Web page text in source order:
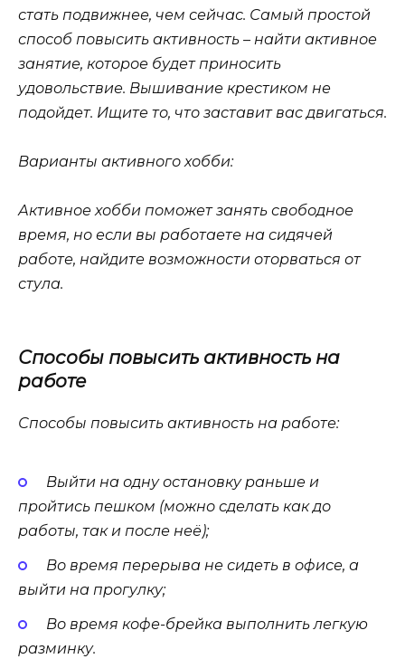
стать подвижнее, чем сейчас. Самый простой
способ повысить активность – найти активное
занятие, которое будет приносить
удовольствие. Вышивание крестиком не
подойдет. Ищите то, что заставит вас двигаться.
Варианты активного хобби:
Активное хобби поможет занять свободное
время, но если вы работаете на сидячей
работе, найдите возможности оторваться от
стула.
Способы повысить активность на
работе
Способы повысить активность на работе:
Выйти на одну остановку раньше и
пройтись пешком (можно сделать как до
работы, так и после неё);
Во время перерыва не сидеть в офисе, а
выйти на прогулку;
Во время кофе-брейка выполнить легкую
разминку.